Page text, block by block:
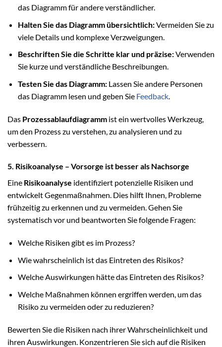
das Diagramm für andere verständlicher.
Halten Sie das Diagramm übersichtlich:Vermeiden Sie zu
viele Details und komplexe Verzweigungen.
Beschriften Sie die Schritte klar und präzise:Verwenden
Sie kurze und verständliche Beschreibungen.
Testen Sie das Diagramm:Lassen Sie andere Personen
das Diagramm lesen und geben Sie Feedback.
Das Prozessablaufdiagramm ist ein wertvolles Werkzeug,
um den Prozess zu verstehen, zu analysieren und zu
verbessern.
5. Risikoanalyse – Vorsorge ist besser als Nachsorge
Eine Risikoanalyse identifiziert potenzielle Risiken und
entwickelt Gegenmaßnahmen. Dies hilft Ihnen, Probleme
frühzeitig zu erkennen und zu vermeiden. Gehen Sie
systematisch vor und beantworten Sie folgende Fragen:
Welche Risiken gibt es im Prozess?
Wie wahrscheinlich ist das Eintreten des Risikos?
Welche Auswirkungen hätte das Eintreten des Risikos?
Welche Maßnahmen können ergriffen werden, um das
Risiko zu vermeiden oder zu reduzieren?
Bewerten Sie die Risiken nach ihrer Wahrscheinlichkeit und
ihren Auswirkungen. Konzentrieren Sie sich auf die Risiken